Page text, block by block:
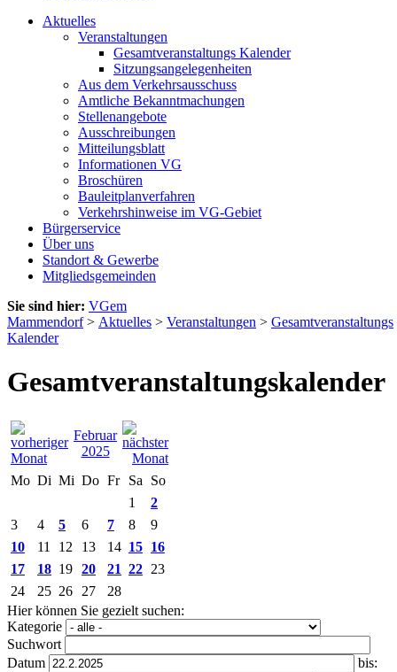
Aktuelles
Veranstaltungen
Gesamtveranstaltungs Kalender
Sitzungsangelegenheiten
Aus dem Verkehrsausschuss
Amtliche Bekanntmachungen
Stellenangebote
Ausschreibungen
Mitteilungsblatt
Informationen VG
Broschüren
Bauleitplanverfahren
Verkehrshinweise im VG-Gebiet
Bürgerservice
Über uns
Standort & Gewerbe
Mitgliedsgemeinden
Sie sind hier: VGem
Mammendorf> Aktuelles > Veranstaltungen > Gesamtveranstaltungs
Kalender
Gesamtveranstaltungskalender
Februar
2025
Mo Di Mi Do Fr Sa
So
1
2
3
4 5 6 7 8
9
10
11 12 13 14 15 16
17
18 19 20 21 22 23
24
25 26 27
28
Hier können Sie gezielt suchen:
Kategorie
Suchwort
Datum
bis: